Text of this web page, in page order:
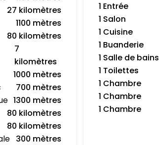
27 kilomètres
1100 mètres
80 kilomètres
7
kilomètres
1000 mètres
700 mètres
1300 mètres
80 kilomètres
80 kilomètres
300 mètres
1 Entrée
1 Salon
1 Cuisine
1 Buanderie
1 Salle de bains
1 Toilettes
1 Chambre
1 Chambre
1 Chambre